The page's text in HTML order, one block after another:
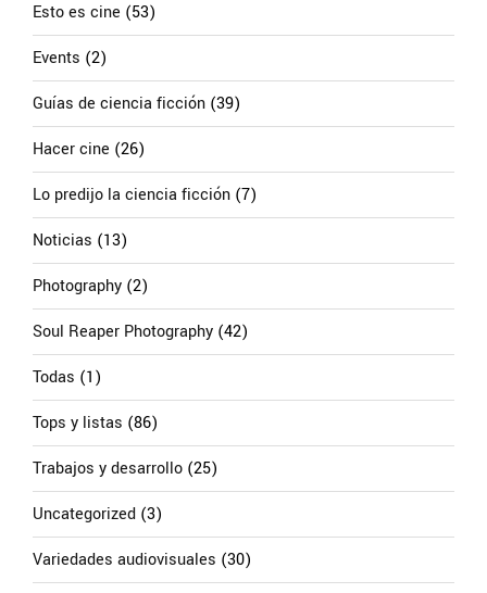
Esto es cine (53)
Events (2)
Guías de ciencia ficción (39)
Hacer cine (26)
Lo predijo la ciencia ficción (7)
Noticias (13)
Photography (2)
Soul Reaper Photography (42)
Todas (1)
Tops y listas (86)
Trabajos y desarrollo (25)
Uncategorized (3)
Variedades audiovisuales (30)